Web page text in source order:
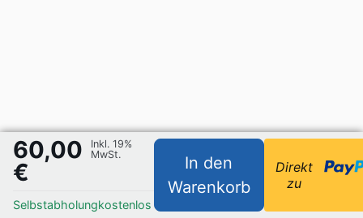
60,00
€
Inkl. 19%
MwSt.
Selbstabholungkostenlos
In den
Warenkorb
Direkt
zu